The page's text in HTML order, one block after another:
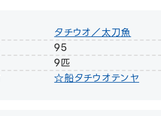
タチウオ／太刀魚
95
9匹
☆船タチウオテンヤ